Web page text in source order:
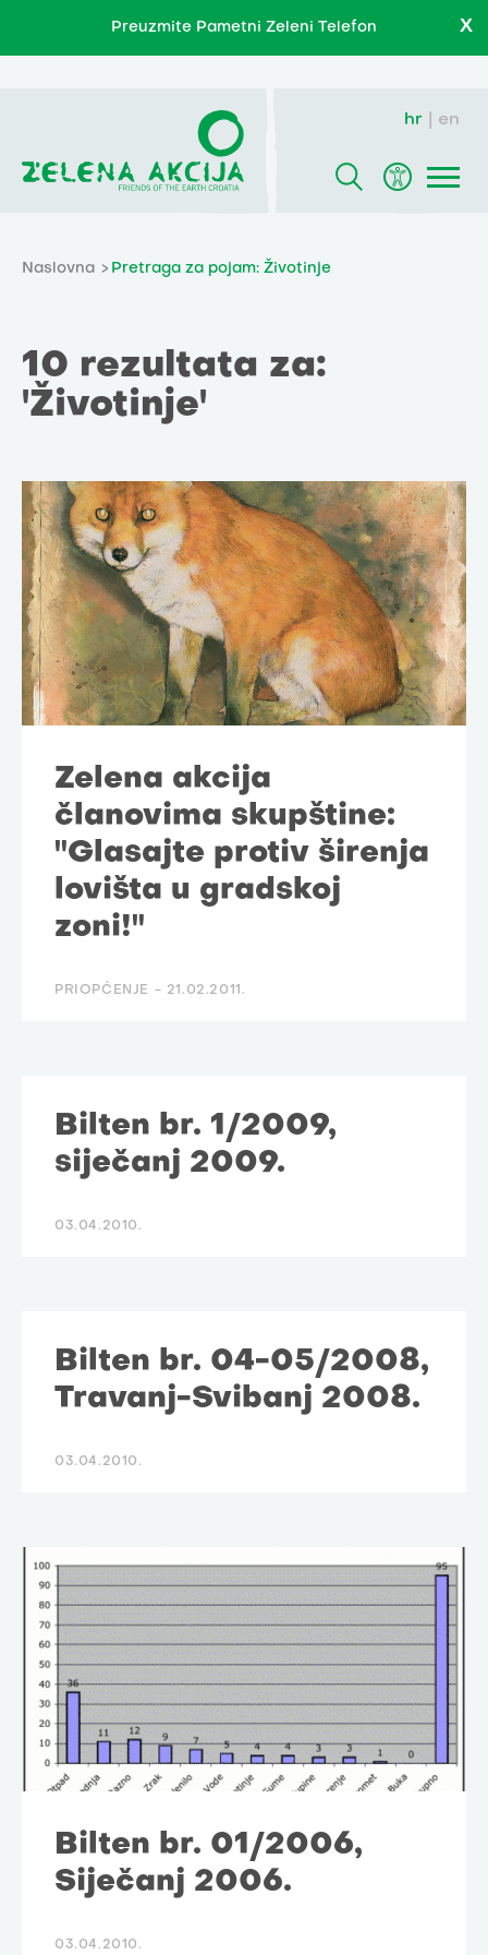
Preuzmite Pametni Zeleni Telefon X
hr en
Naslovna Pretraga za pojam: Životinje
10 rezultata za:
'Životinje'
Zelena akcija
članovima skupštine:
"Glasajte protiv širenja
lovišta u gradskoj
zoni!"
PRIOPĆENJE - 21.02.2011.
Bilten br. 1/2009,
siječanj 2009.
03.04.2010.
Bilten br. 04-05/2008,
Travanj-Svibanj 2008.
03.04.2010.
Bilten br. 01/2006,
Siječanj 2006.
03.04.2010.